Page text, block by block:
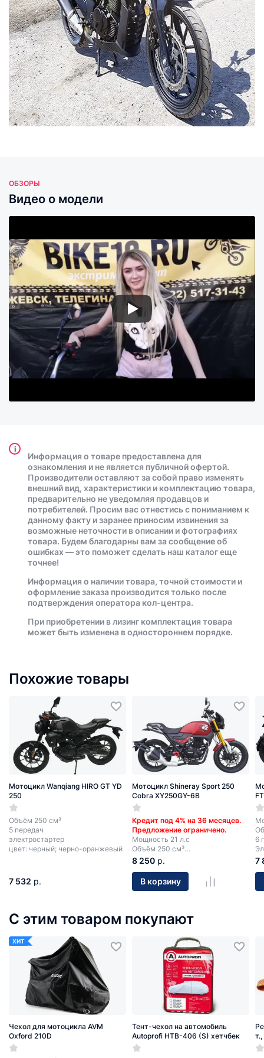
ОБЗОРЫ
Видео о модели
i
Информация о товаре предоставлена для
ознакомления и не является публичной офертой.
Производители оставляют за собой право изменять
внешний вид, характеристики и комплектацию товара,
предварительно не уведомляя продавцов и
потребителей. Просим вас отнестись с пониманием к
данному факту и заранее приносим извинения за
возможные неточности в описании и фотографиях
товара. Будем благодарны вам за сообщение об
ошибках — это поможет сделать наш каталог еще
точнее!
Информация о наличии товара, точной стоимости и
оформление заказа производится только после
подтверждения оператора кол-центра.
При приобретении в лизинг комплектация товара
может быть изменена в одностороннем порядке.
Похожие товары
Мотоцикл Wanqiang HIRO GT YD
250
Объём 250 см³
5 передач
электростартер
цвет: черный; черно-оранжевый
7 532 р.
Мотоцикл Shineray Sport 250
Cobra XY250GY-6B
Кредит под 4% на 36 месяцев.
Предложение ограничено.
Мощность 21 л.с
Объём 250 см³
5 передач
Электростартер + кикстартер.
8 250 р.
В корзину
6
7
С этим товаром покупают
ХИТ
Чехол для мотоцикла AVM
Oxford 210D
Тент-чехол на автомобиль
Autoprofi HTB-406 (S) хетчбек